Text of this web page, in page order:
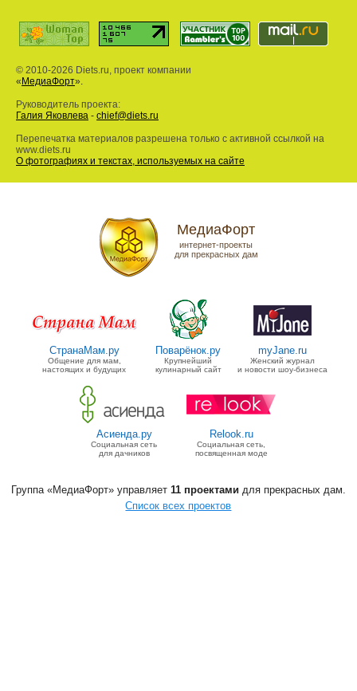
© 2010-2026 Diets.ru, проект компании
« МедиаФорт».
Руководитель проекта:
Галия Яковлева - chief@diets.ru
Перепечатка материалов разрешена только с активной ссылкой на
www.diets.ru
О фотографиях и текстах, используемых на сайте
МедиаФорт
интернет-проекты
для прекрасных дам
СтранаМам.ру
Общение для мам,
настоящих и будущих
Поварёнок.ру
Крупнейший
кулинарный сайт
myJane.ru
Женский журнал
и новости шоу-бизнеса
Асиенда.ру
Социальная сеть
для дачников
Relook.ru
Социальная сеть,
посвященная моде
Группа «МедиаФорт» управляет 11 проектами для прекрасных дам.
Список всех проектов